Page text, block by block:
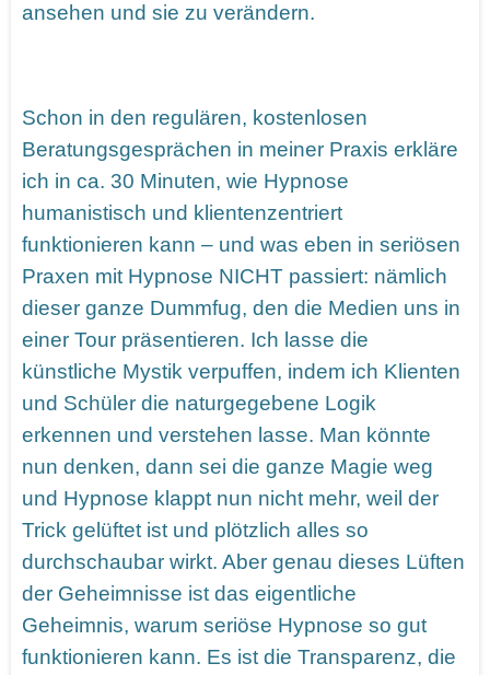
ansehen und sie zu verändern.
Schon in den regulären, kostenlosen
Beratungsgesprächen in meiner Praxis erkläre
ich in ca. 30 Minuten, wie Hypnose
humanistisch und klientenzentriert
funktionieren kann – und was eben in seriösen
Praxen mit Hypnose NICHT passiert: nämlich
dieser ganze Dummfug, den die Medien uns in
einer Tour präsentieren. Ich lasse die
künstliche Mystik verpuffen, indem ich Klienten
und Schüler die naturgegebene Logik
erkennen und verstehen lasse. Man könnte
nun denken, dann sei die ganze Magie weg
und Hypnose klappt nun nicht mehr, weil der
Trick gelüftet ist und plötzlich alles so
durchschaubar wirkt. Aber genau dieses Lüften
der Geheimnisse ist das eigentliche
Geheimnis, warum seriöse Hypnose so gut
funktionieren kann. Es ist die Transparenz, die